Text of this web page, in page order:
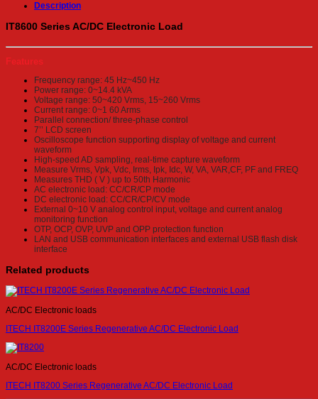
Description
IT8600 Series AC/DC Electronic Load
Features
Frequency range: 45 Hz~450 Hz
Power range: 0~14.4 kVA
Voltage range: 50~420 Vrms, 15~260 Vrms
Current range: 0~1 60 Arms
Parallel connection/ three-phase control
7’’ LCD screen
Oscilloscope function supporting display of voltage and current
waveform
High-speed AD sampling, real-time capture waveform
Measure Vrms, Vpk, Vdc, Irms, Ipk, Idc, W, VA, VAR,CF, PF and FREQ
Measures THD ( V ) up to 50th Harmonic
AC electronic load: CC/CR/CP mode
DC electronic load: CC/CR/CP/CV mode
External 0~10 V analog control input, voltage and current analog
monitoring function
OTP, OCP, OVP, UVP and OPP protection function
LAN and USB communication interfaces and external USB flash disk
interface
Related products
AC/DC Electronic loads
ITECH IT8200E Series Regenerative AC/DC Electronic Load
AC/DC Electronic loads
ITECH IT8200 Series Regenerative AC/DC Electronic Load